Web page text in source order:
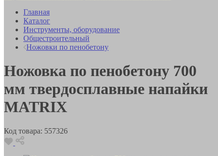
Главная
Каталог
Инструменты, оборудование
Общестроительный
Ножовки по пенобетону
Ножовка по пенобетону 700
мм твердосплавные напайки
MATRIX
Код товара: 557326